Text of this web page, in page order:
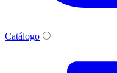
Catálogo